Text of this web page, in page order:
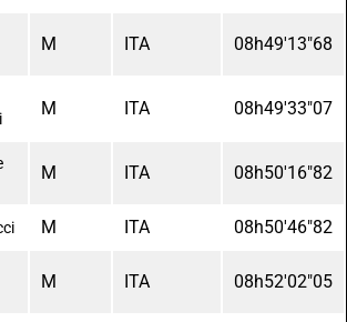
M ITA 08h49'13"68
M ITA 08h49'33"07
M ITA 08h50'16"82
M ITA 08h50'46"82
M ITA 08h52'02"05